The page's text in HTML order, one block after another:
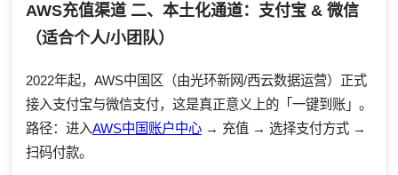
AWS充值渠道 二、本土化通道：支付宝 & 微信
（适合个人/小团队）
2022年起，AWS中国区（由光环新网/西云数据运营）正式
接入支付宝与微信支付，这是真正意义上的「一键到账」。
路径：进入AWS中国账户中心 → 充值 → 选择支付方式 →
扫码付款。